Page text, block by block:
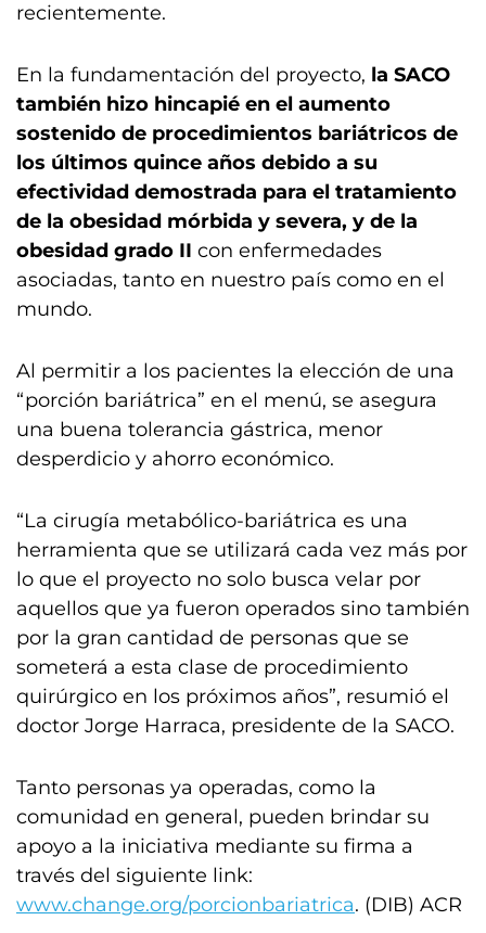
recientemente.
En la fundamentación del proyecto, la SACO
también hizo hincapié en el aumento
sostenido de procedimientos bariátricos de
los últimos quince años debido a su
efectividad demostrada para el tratamiento
de la obesidad mórbida y severa, y de la
obesidad grado II con enfermedades
asociadas, tanto en nuestro país como en el
mundo.
Al permitir a los pacientes la elección de una
“porción bariátrica” en el menú, se asegura
una buena tolerancia gástrica, menor
desperdicio y ahorro económico.
“La cirugía metabólico-bariátrica es una
herramienta que se utilizará cada vez más por
lo que el proyecto no solo busca velar por
aquellos que ya fueron operados sino también
por la gran cantidad de personas que se
someterá a esta clase de procedimiento
quirúrgico en los próximos años”, resumió el
doctor Jorge Harraca, presidente de la SACO.
Tanto personas ya operadas, como la
comunidad en general, pueden brindar su
apoyo a la iniciativa mediante su firma a
través del siguiente link:
www.change.org/porcionbariatrica. (DIB) ACR